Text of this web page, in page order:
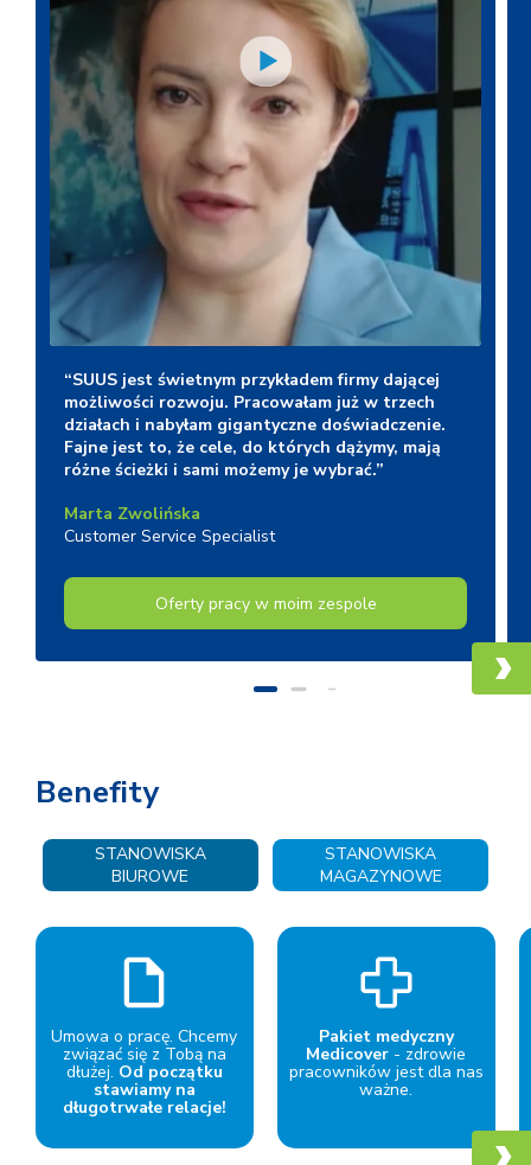
Unmute
Play
“SUUS jest świetnym przykładem firmy dającej
możliwości rozwoju. Pracowałam już w trzech
działach i nabyłam gigantyczne doświadczenie.
Fajne jest to, że cele, do których dążymy, mają
różne ścieżki i sami możemy je wybrać.”
Marta Zwolińska
Customer Service Specialist
Oferty pracy w moim zespole
Benefity
STANOWISKA
BIUROWE
STANOWISKA
MAGAZYNOWE
Umowa o pracę. Chcemy
związać się z Tobą na
dłużej. Od początku
stawiamy na
długotrwałe relacje!
Pakiet medyczny
Medicover - zdrowie
pracowników jest dla nas
ważne.